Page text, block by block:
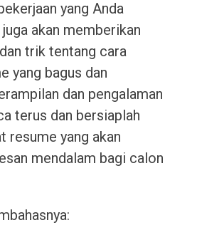
yang Anda
akan memberikan
trik tentang cara
yang bagus dan
dan pengalaman
terus dan bersiaplah
resume yang akan
mendalam bagi calon